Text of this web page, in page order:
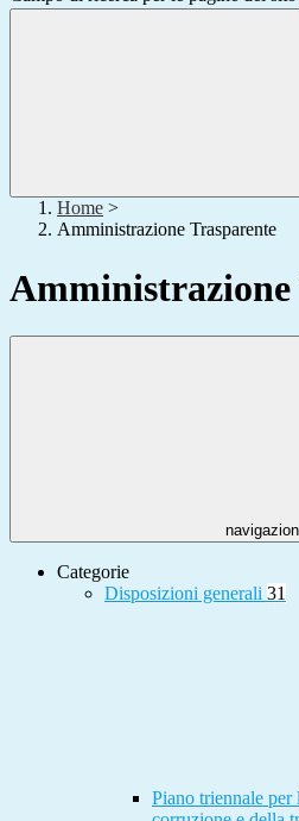
Home >
Amministrazione Trasparente
Amministrazione
Categorie
Disposizioni generali 31
Piano triennale per